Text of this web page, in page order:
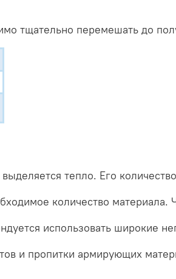
тщательно перемешать до
тепло. Его
количество
использовать широкие
и пропитки армирующих